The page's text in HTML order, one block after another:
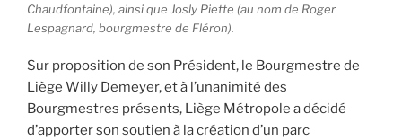
Chaudfontaine), ainsi que Josly Piette (au nom de Roger
Lespagnard, bourgmestre de Fléron).
Sur proposition de son Président, le Bourgmestre de
Liège Willy Demeyer,et à l’unanimité des
Bourgmestres présents, Liège Métropole a décidé
d’apporter son soutien à la création d’un parc